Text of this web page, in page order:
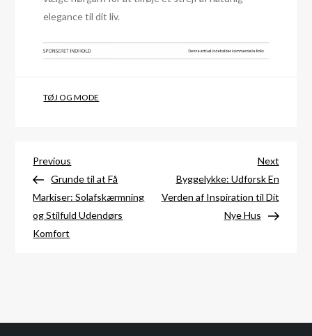
elegance til dit liv.
TØJ OG MODE
Indlægsnavigation
Previous
Post
Previous
Grunde til at Få
Markiser: Solafskærmning
og Stilfuld Udendørs
Komfort
Next
Post
Next
Byggelykke: Udforsk En
Verden af Inspiration til Dit
Nye Hus